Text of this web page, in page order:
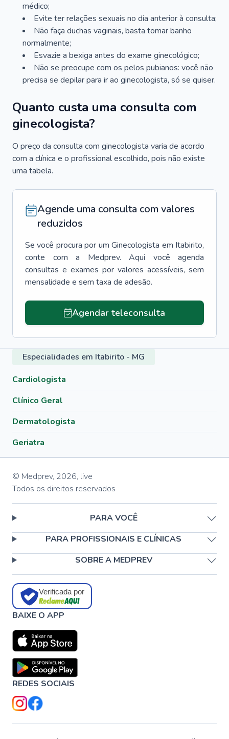
médico;
Evite ter relações sexuais no dia anterior à consulta;
Não faça duchas vaginais, basta tomar banho
normalmente;
Esvazie a bexiga antes do exame ginecológico;
Não se preocupe com os pelos pubianos: você não
precisa se depilar para ir ao ginecologista, só se quiser.
Quanto custa uma consulta com
ginecologista?
O preço da consulta com ginecologista varia de acordo
com a clínica e o profissional escolhido, pois não existe
uma tabela.
Agende uma consulta com valores
reduzidos
Se você procura por um Ginecologista em Itabirito,
conte com a Medprev. Aqui você agenda
consultas e exames por valores acessíveis, sem
mensalidade e sem taxa de adesão.
Agendar teleconsulta
Especialidades em Itabirito - MG
Cardiologista
Clínico Geral
Dermatologista
Geriatra
© Medprev, 2026, live
Todos os direitos reservados
PARA VOCÊ
PARA PROFISSIONAIS E CLÍNICAS
SOBRE A MEDPREV
Verificada por
BAIXE O APP
REDES SOCIAIS